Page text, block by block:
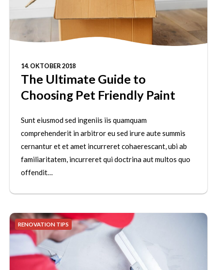
14. OKTOBER 2018
The Ultimate Guide to
Choosing Pet Friendly Paint
Sunt eiusmod sed ingeniis iis quamquam
comprehenderit in arbitror eu sed irure aute summis
cernantur et et amet incurreret cohaerescant, ubi ab
familiaritatem, incurreret qui doctrina aut multos quo
offendit…
RENOVATION TIPS